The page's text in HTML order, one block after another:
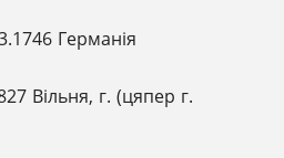
Германія
Вільня, г. (цяпер г.